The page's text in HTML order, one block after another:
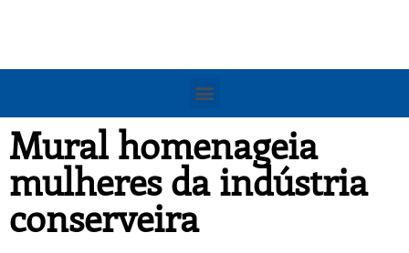
Mural homenageia
mulheres da indústria
conserveira